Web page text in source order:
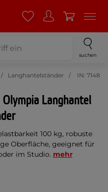
suchen
Langhantelständer IN: 7148
Langhantel
100 kg, robuste
Oberfläche, geeignet für
im Studio. mehr